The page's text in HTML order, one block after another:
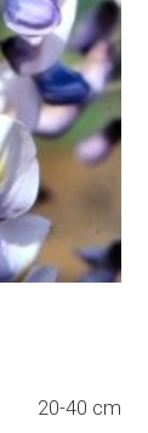
20-40 cm